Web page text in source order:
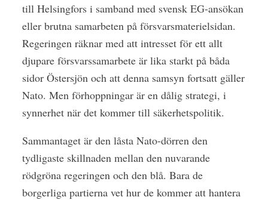
till Helsingfors i samband med svensk EG-ansökan
eller brutna samarbeten på försvarsmaterielsidan.
Regeringen räknar med att intresset för ett allt
djupare försvarssamarbete är lika starkt på båda
sidor Östersjön och att denna samsyn fortsatt gäller
Nato. Men förhoppningar är en dålig strategi, i
synnerhet när det kommer till säkerhetspolitik.
Sammantaget är den låsta Nato-dörren den
tydligaste skillnaden mellan den nuvarande
rödgröna regeringen och den blå. Bara de
borgerliga partierna vet hur de kommer att hantera